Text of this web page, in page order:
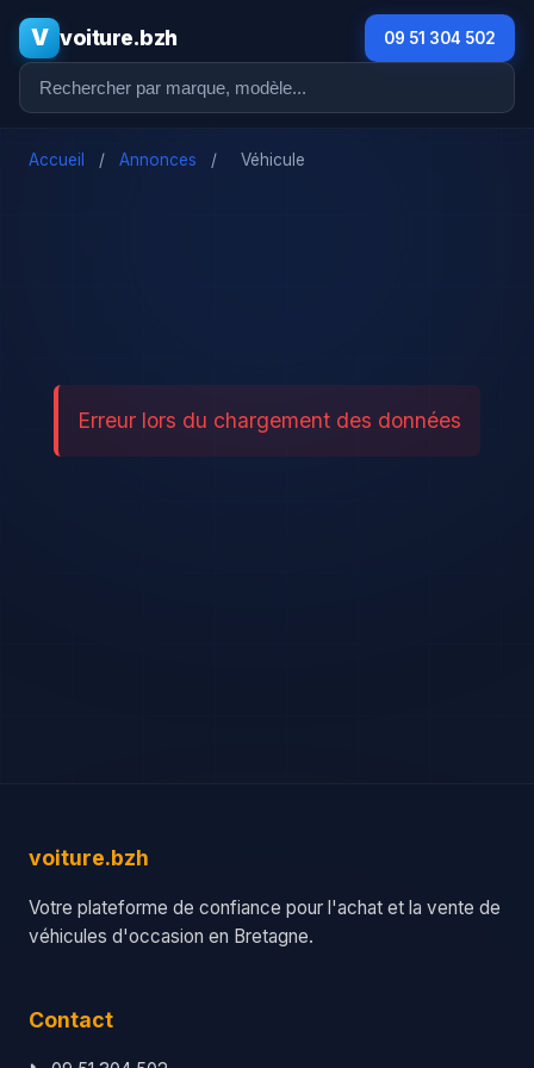
V voiture.bzh 09 51 304 502
Accueil / Annonces / Véhicule
Erreur lors du chargement des données
voiture.bzh
Votre plateforme de confiance pour l'achat et la vente de
véhicules d'occasion en Bretagne.
Contact